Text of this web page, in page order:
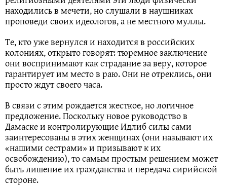
находились в мечети, но слушали в наушниках
проповеди своих идеологов, а не местного муллы.
Те, кто уже вернулся и находится в российских
колониях, открыто говорят: тюремное заключение
они воспринимают как страдание за веру, которое
гарантирует им место в раю. Они не отреклись, они
просто ждут своего часа.
В связи с этим рождается жесткое, но логичное
предложение. Поскольку новое руководство в
Дамаске и контролирующие Идлиб силы сами
заинтересованы в этих женщинах (они называют их
«нашими сестрами» и призывают к их
освобождению), то самым простым решением может
быть лишение их гражданства и передача сирийской
стороне.